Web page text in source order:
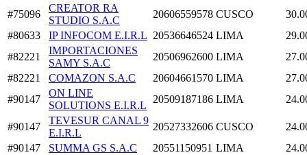
#75096
CREATOR RA
STUDIO S.A.C
20606559578 CUSCO
#80633
IP INFOCOM E.I.R.L 20536646524 LIMA
#82221
IMPORTACIONES
SAMY S.A.C
20506962600 LIMA
#82221
COMAZON S.A.C 20604661570 LIMA
#90147
ON LINE
SOLUTIONS E.I.R.L
20509187186 LIMA
#90147
TEVESUR CANAL 9
E.I.R.L
20527332606 CUSCO
#90147
SUMMA GS S.A.C 20551150951 LIMA